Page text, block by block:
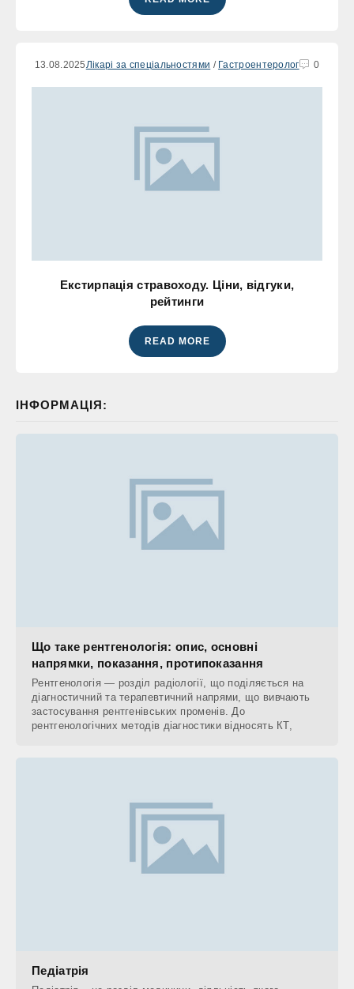
13.08.2025 Лікарі за спеціальностями / Гастроентеролог 0
Екстирпація стравоходу. Ціни, відгуки,
рейтинги
READ MORE
ІНФОРМАЦІЯ:
Що таке рентгенологія: опис, основні
напрямки, показання, протипоказання
Рентгенологія — розділ радіології, що поділяється на
діагностичний та терапевтичний напрями, що вивчають
застосування рентгенівських променів. До
рентгенологічних методів діагностики відносять КТ,
Педіатрія